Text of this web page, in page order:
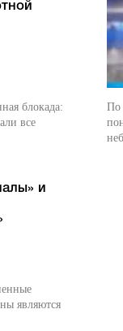
блокада:
все
и
являются
По